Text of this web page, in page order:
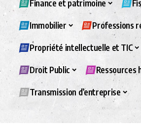
Finance et patrimoine
Immobilier Professions
Propriété intellectuelle et TIC
Droit Public Ressources
Transmission d’entreprise